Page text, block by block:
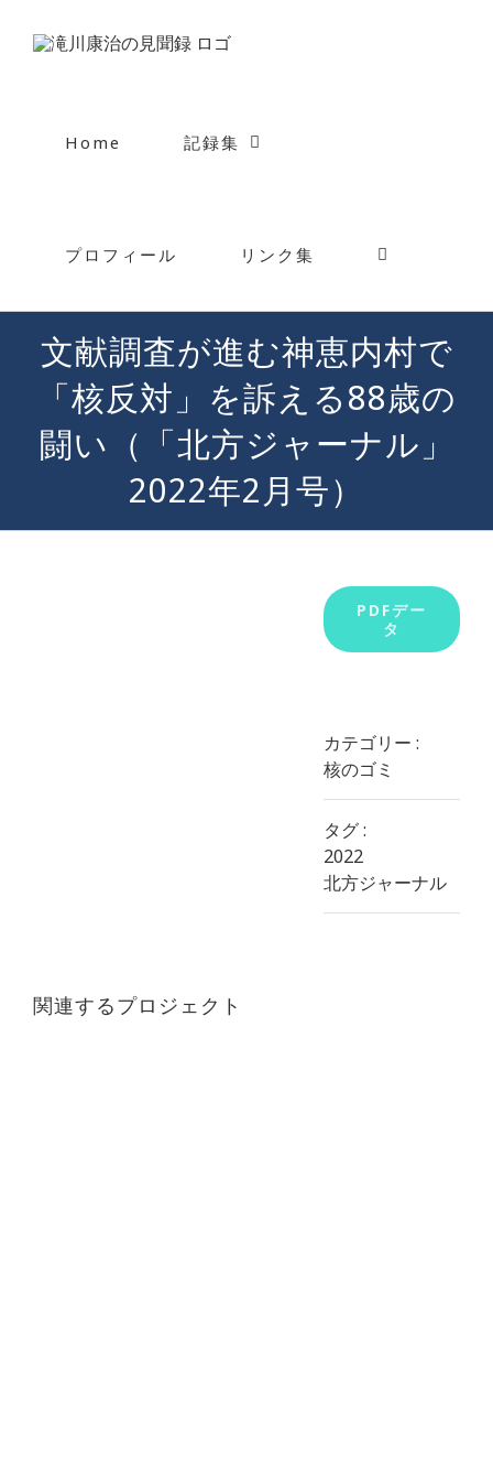
Home 記録集
プロフィール リンク集
文献調査が進む神恵内村で
「核反対」を訴える88歳の
闘い（「北方ジャーナル」
2022年2月号）
PDFデー
タ
カテゴリー :
核のゴミ
タグ :
2022
北方ジャーナル
関連するプロジェクト